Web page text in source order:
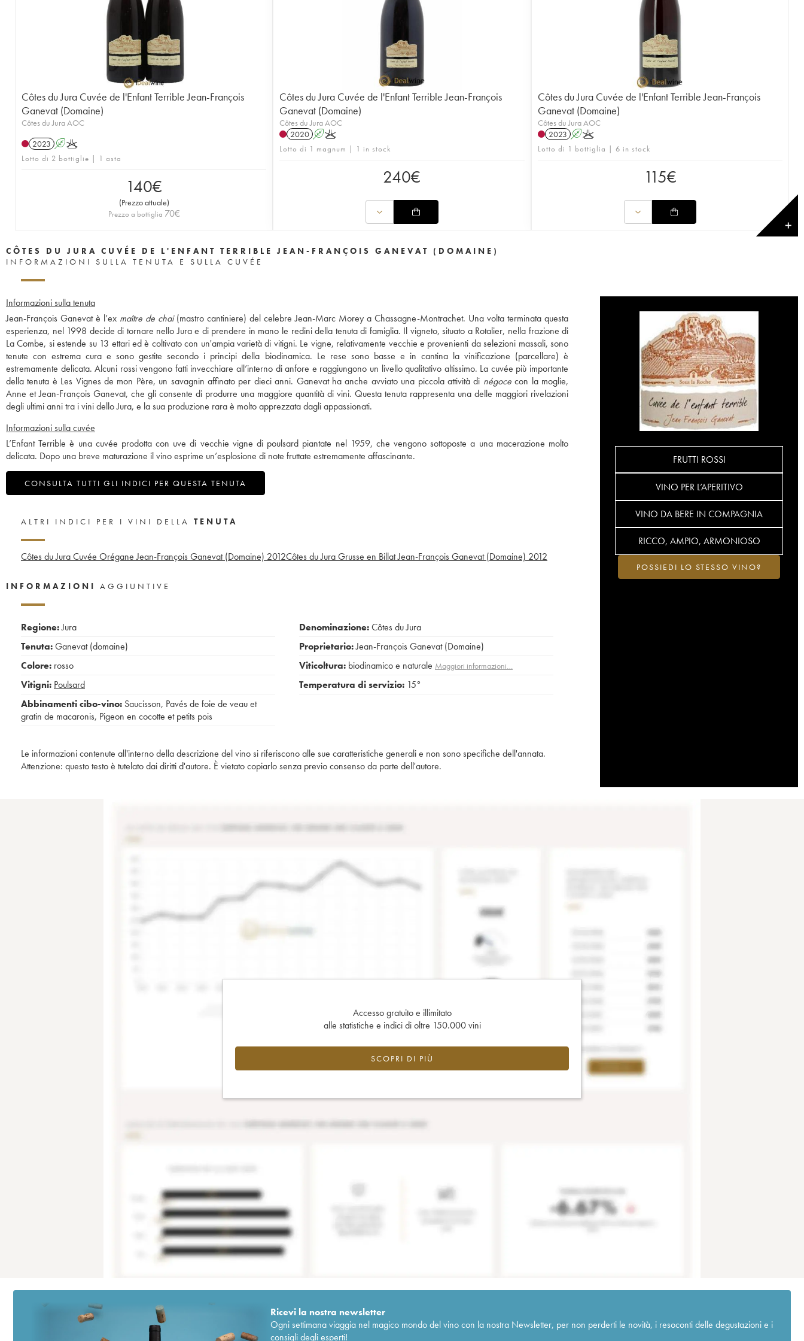
Côtes du Jura Cuvée de l'Enfant Terrible Jean-François
Ganevat (Domaine)
Côtes du Jura AOC
2023 AK
Lotto di 2 bottiglie | 1 asta
140€
(Prezzo attuale)
Prezzo a bottiglia 70€
Côtes du Jura Cuvée de l'Enfant Terrible Jean-François
Ganevat (Domaine)
Côtes du Jura AOC
2020 AK
Lotto di 1 magnum | 1 in stock
240€
Côtes du Jura Cuvée de l'Enfant Terrible Jean-François
Ganevat (Domaine)
Côtes du Jura AOC
2023 AK
Lotto di 1 bottiglia | 6 in stock
115€
✕
CÔTES DU JURA CUVÉE DE L'ENFANT TERRIBLE JEAN-FRANÇOIS GANEVAT (DOMAINE)
INFORMAZIONI SULLA TENUTA E SULLA CUVÉE
Informazioni sulla tenuta
Jean-François Ganevat è l’ex maître de chai(mastro cantiniere) del celebre Jean-Marc Morey a Chassagne-Montrachet. Una volta terminata questa
esperienza, nel 1998 decide di tornare nello Jura e di prendere in mano le redini della tenuta di famiglia. Il vigneto, situato a Rotalier, nella frazione di
La Combe, si estende su 13 ettari ed è coltivato con un'ampia varietà di vitigni. Le vigne, relativamente vecchie e provenienti da selezioni massali, sono
tenute con estrema cura e sono gestite secondo i principi della biodinamica. Le rese sono basse e in cantina la vinificazione (parcellare) è
estremamente delicata. Alcuni rossi vengono fatti invecchiare all’interno di anfore e raggiungono un livello qualitativo altissimo. La cuvée più importante
della tenuta è Les Vignes de mon Père, un savagnin affinato per dieci anni. Ganevat ha anche avviato una piccola attività di négocecon la moglie,
Anne et Jean-François Ganevat, che gli consente di produrre una maggiore quantità di vini. Questa tenuta rappresenta una delle maggiori rivelazioni
degli ultimi anni tra i vini dello Jura, e la sua produzione rara è molto apprezzata dagli appassionati.
Informazioni sulla cuvée
L’Enfant Terrible è una cuvée prodotta con uve di vecchie vigne di poulsard piantate nel 1959, che vengono sottoposte a una macerazione molto
delicata. Dopo una breve maturazione il vino esprime un’esplosione di note fruttate estremamente affascinante.
CONSULTA TUTTI GLI INDICI PER QUESTA TENUTA
FRUTTI ROSSI
VINO PER L’APERITIVO
VINO DA BERE IN COMPAGNIA
RICCO, AMPIO, ARMONIOSO
POSSIEDI LO STESSO VINO?
ALTRI INDICI PER I VINI DELLA TENUTA
Côtes du Jura Cuvée Orégane Jean-François Ganevat (Domaine) 2012Côtes du Jura Grusse en Billat Jean-François Ganevat (Domaine) 2012
INFORMAZIONI AGGIUNTIVE
Regione:Jura
Tenuta:Ganevat (domaine)
Colore: rosso
Vitigni: Poulsard
Abbinamenti cibo-vino: Saucisson, Pavés de foie de veau et
gratin de macaronis, Pigeon en cocotte et petits pois
Denominazione:Côtes du Jura
Proprietario:Jean-François Ganevat (Domaine)
Viticoltura: biodinamico e naturale Maggiori informazioni…
Temperatura di servizio: 15°
Le informazioni contenute all'interno della descrizione del vino si riferiscono alle sue caratteristiche generali e non sono specifiche dell'annata.
Attenzione: questo testo è tutelato dai diritti d'autore. È vietato copiarlo senza previo consenso da parte dell'autore.
Accesso gratuito e illimitato
alle statistiche e indici di oltre 150.000 vini
SCOPRI DI PIÙ
Ricevi la nostra newsletter
Ogni settimana viaggia nel magico mondo del vino con la nostra Newsletter, per non perderti le novità, i resoconti delle degustazioni e i
consigli degli esperti!